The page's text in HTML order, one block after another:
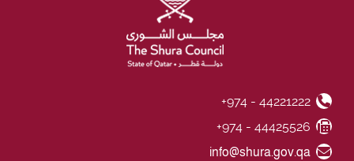
Phone Number
+974 - 44221222
Fax Number
+974 - 44425526
Email ID
info@shura.gov.qa